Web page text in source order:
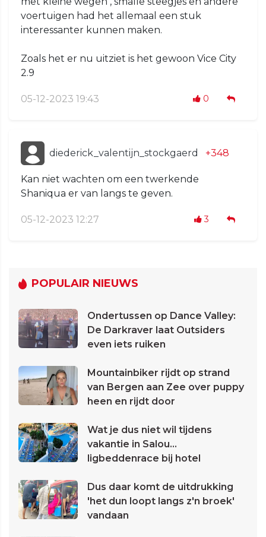
voertuigen had het allemaal een stuk
interessanter kunnen maken.
Zoals het er nu uitziet is het gewoon Vice City
2.9
05-12-2023 19:43 0
diederick_valentijn_stockgaerd +348
Kan niet wachten om een twerkende
Shaniqua er van langs te geven.
05-12-2023 12:27 3
POPULAIR NIEUWS
Ondertussen op Dance Valley:
De Darkraver laat Outsiders
even iets ruiken
Mountainbiker rijdt op strand
van Bergen aan Zee over puppy
heen en rijdt door
Wat je dus niet wil tijdens
vakantie in Salou...
ligbeddenrace bij hotel
Dus daar komt de uitdrukking
'het dun loopt langs z'n broek'
vandaan